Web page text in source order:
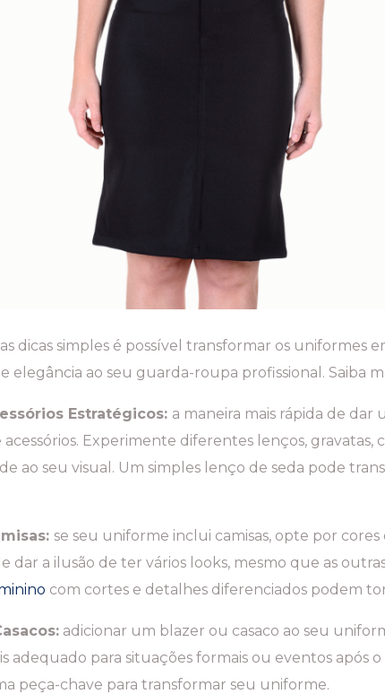
dicas simples é possível transformar os uniformes
elegância ao seu guarda-roupa profissional. Saiba
Estratégicos: a maneira mais rápida de
Experimente diferentes lenços, gravatas,
ao seu visual. Um simples lenço de seda pode
se seu uniforme inclui camisas, opte por
dar a ilusão de ter vários looks, mesmo que as
com cortes e detalhes diferenciados podem
adicionar um blazer ou casaco ao seu
adequado para situações formais ou eventos após
peça-chave para transformar seu uniforme.